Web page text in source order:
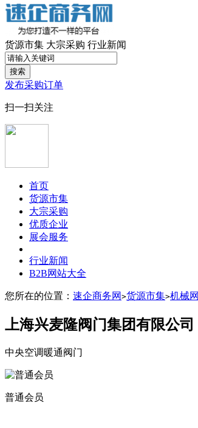
货源市集 大宗采购 行业新闻
搜索
发布采购订单
扫一扫关注
首页
货源市集
大宗采购
优质企业
展会服务
行业新闻
B2B网站大全
您所在的位置： 速企商务网 >货源市集>机械网
上海兴麦隆阀门集团有限公司
中央空调暖通阀门
普通会员